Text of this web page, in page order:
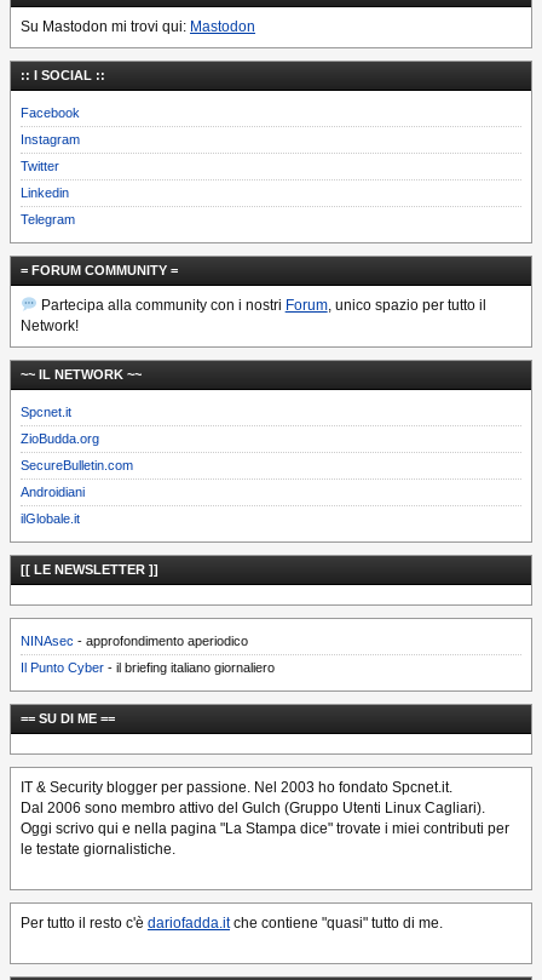
Su Mastodon mi trovi qui: Mastodon
:: I SOCIAL ::
Facebook
Instagram
Twitter
Linkedin
Telegram
= FORUM COMMUNITY =
Partecipa alla community con i nostri Forum, unico spazio per tutto il
Network!
~~ IL NETWORK ~~
Spcnet.it
ZioBudda.org
SecureBulletin.com
Androidiani
ilGlobale.it
[[ LE NEWSLETTER ]]
NINAsec - approfondimento aperiodico
Il Punto Cyber - il briefing italiano giornaliero
== SU DI ME ==
IT & Security blogger per passione. Nel 2003 ho fondato Spcnet.it.
Dal 2006 sono membro attivo del Gulch (Gruppo Utenti Linux Cagliari).
Oggi scrivo qui e nella pagina "La Stampa dice" trovate i miei contributi per
le testate giornalistiche.
Per tutto il resto c'è dariofadda.itche contiene "quasi" tutto di me.